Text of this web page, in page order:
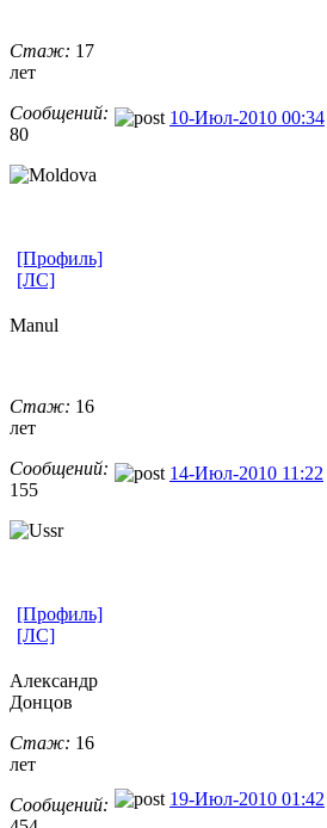
Стаж: 17
лет
Сообщений:
80
10-Июл-2010 00:34
[Профиль]
[ЛС]
Manul
Стаж: 16
лет
Сообщений:
155
14-Июл-2010 11:22
[Профиль]
[ЛС]
Александр
Донцов
Стаж: 16
лет
Сообщений:
19-Июл-2010 01:42